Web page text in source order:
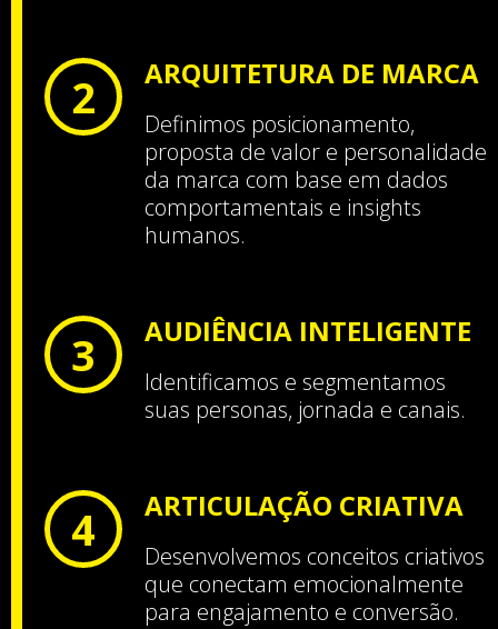
2 ARQUITETURA DE MARCA
Definimos posicionamento,
proposta de valor e personalidade
da marca com base em dados
comportamentais e insights
humanos.
3 AUDIÊNCIA INTELIGENTE
Identificamos e segmentamos
suas personas, jornada e canais.
4 ARTICULAÇÃO CRIATIVA
Desenvolvemos conceitos criativos
que conectam emocionalmente
para engajamento e conversão.